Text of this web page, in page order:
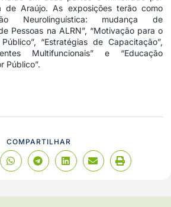
de Araújo. As exposições terão como
Neurolinguística: mudança de
Pessoas na ALRN”, “Motivação para o
“Estratégias de Capacitação”,
Multifuncionais” e “Educação
Público”.
COMPARTILHAR